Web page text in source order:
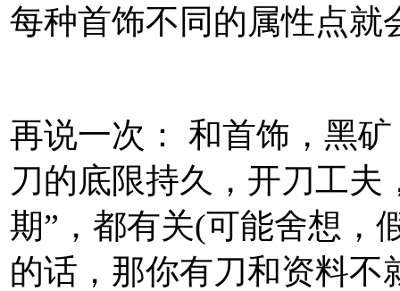
每种首饰不同的属性点就
再说一次： 和首饰，黑
刀的底限持久，开刀工夫
期”，都有关(可能舍想，
的话，那你有刀和资料不